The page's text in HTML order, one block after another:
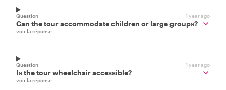
Question 1 year ago
Can the tour accommodate children or large groups?
voir la réponse
Question 1 year ago
Is the tour wheelchair accessible?
voir la réponse